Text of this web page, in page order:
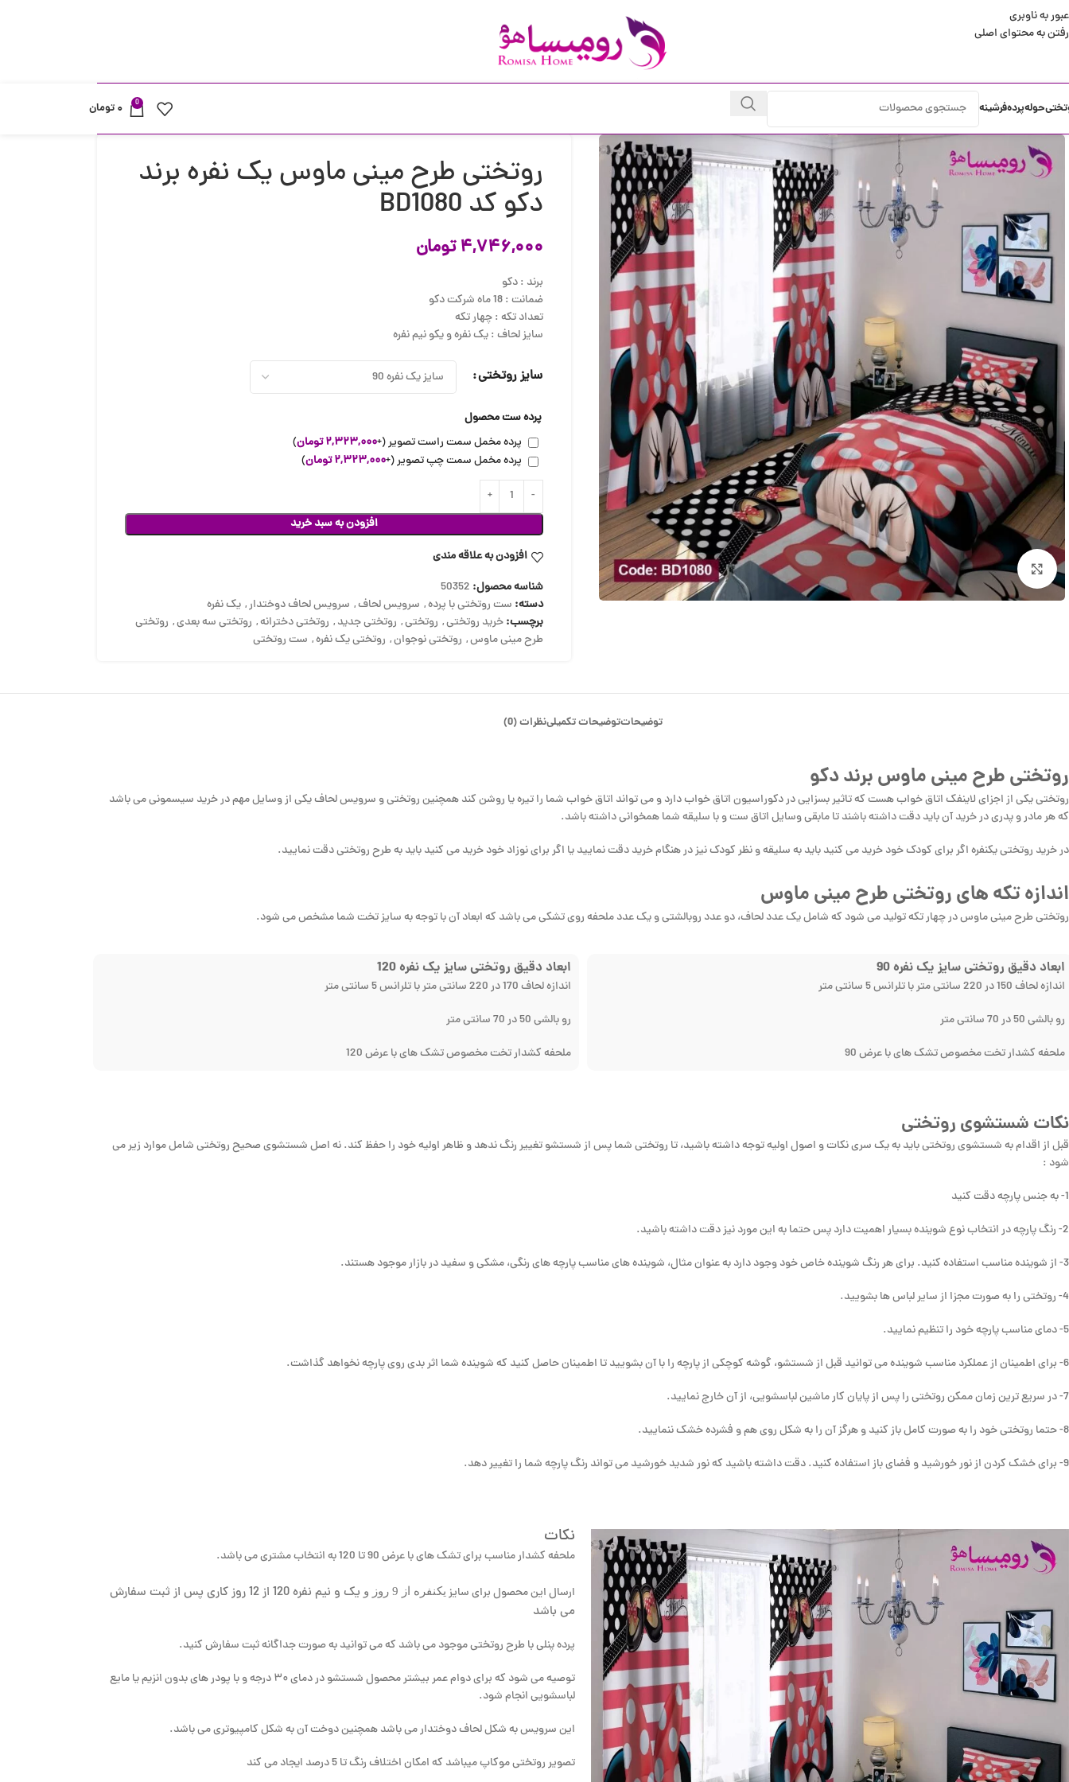
عبور به ناوبری
رفتن به محتوای اصلی
حولهپردهفرشینه 0 ۰تومان
بزرگنمایی تصویر
روتختی طرح مینی ماوس یک نفره برند
دکو کد BD1080
۴,۷۴۶,۰۰۰ تومان
برند : دکو
ضمانت : 18 ماه شرکت دکو
تعداد تکه : چهار تکه
سایز لحاف : یک نفره و یکو نیم نفره
سایز روتختی
پرده ست محصول
پرده مخمل سمت راست تصویر(+۲,۳۲۳,۰۰۰تومان)
پرده مخمل سمت چپ تصویر(+۲,۳۲۳,۰۰۰تومان)
افزودن به سبد خرید
افزودن به علاقه مندی
شناسه محصول: 50352
دسته: ست روتختی با پرده, سرویس لحاف, سرویس لحاف دوختدار, یک نفره
برچسب:خرید روتختی, روتختی, روتختی جدید, روتختی دخترانه, روتختی سه بعدی, روتختی
طرح مینی ماوس, روتختی نوجوان, روتختی یک نفره, ست روتختی
توضیحاتتوضیحات تکمیلینظرات (0)
روتختی طرح مینی ماوس برند دکو
روتختی یکی از اجزای لاینفک اتاق خواب هست که تاثیر بسزایی در دکوراسیون اتاق خواب دارد و می تواند اتاق خواب شما را تیره یا روشن کند همچنین روتختی و سرویس لحاف یکی از وسایل مهم در خرید سیسمونی می باشد
که هر مادر و پدری در خرید آن باید دقت داشته باشند تا مابقی وسایل اتاق ست و با سلیقه شما همخوانی داشته باشد.
در خرید روتختی یکنفره اگر برای کودک خود خرید می کنید باید به سلیقه و نظر کودک نیز در هنگام خرید دقت نمایید یا اگر برای نوزاد خود خرید می کنید باید به طرح روتختی دقت نمایید.
اندازه تکه های روتختی طرح مینی ماوس
روتختی طرح مینی ماوس در چهار تکه تولید می شود که شامل یک عدد لحاف، دو عدد روبالشتی و یک عدد ملحفه روی تشکی می باشد که ابعاد آن با توجه به سایز تخت شما مشخص می شود.
ابعاد دقیق روتختی سایز یک نفره 90
اندازه لحاف 150 در 220 سانتی متر با تلرانس 5 سانتی متر
رو بالشی 50 در 70 سانتی متر
ملحفه کشدار تخت مخصوص تشک های با عرض 90
ابعاد دقیق روتختی سایز یک نفره 120
اندازه لحاف 170 در 220 سانتی متر با تلرانس 5 سانتی متر
رو بالشی 50 در 70 سانتی متر
ملحفه کشدار تخت مخصوص تشک های با عرض 120
نکات شستشوی روتختی
قبل از اقدام به شستشوی روتختی باید به یک سری نکات و اصول اولیه توجه داشته باشید، تا روتختی شما پس از شستشو تغییر رنگ ندهد و ظاهر اولیه خود را حفظ کند. نه اصل شستشوی صحیح روتختی شامل موارد زیر می
شود :
1- به جنس پارچه دقت کنید
2- رنگ پارچه در انتخاب نوع شوینده بسیار اهمیت دارد پس حتما به این مورد نیز دقت داشته باشید.
3- از شوینده مناسب استفاده کنید. برای هر رنگ شوینده خاص خود وجود دارد به عنوان مثال، شوینده های مناسب پارچه های رنگی، مشکی و سفید در بازار موجود هستند.
4- روتختی را به صورت مجزا از سایر لباس ها بشویید.
5- دمای مناسب پارچه خود را تنظیم نمایید.
6- برای اطمینان از عملکرد مناسب شوینده می توانید قبل از شستشو، گوشه کوچکی از پارچه را با آن بشویید تا اطمینان حاصل کنید که شوینده شما اثر بدی روی پارچه نخواهد گذاشت.
7- در سریع ترین زمان ممکن روتختی را پس از پایان کار ماشین لباسشویی، از آن خارج نمایید.
8- حتما روتختی خود را به صورت کامل باز کنید و هرگز آن را به شکل روی هم و فشرده خشک ننمایید.
9- برای خشک کردن از نور خورشید و فضای باز استفاده کنید. دقت داشته باشید که نور شدید خورشید می تواند رنگ پارچه شما را تغییر دهد.
نکات
ملحفه کشدار مناسب برای تشک های با عرض 90 تا 120 به انتخاب مشتری می باشد.
ارسال این محصول برای سایز یکنفره از 9 روز و
یک و نیم نفره 120 از 12 روز کاری پس از ثبت سفارش
می باشد
پرده پنلی با طرح روتختی موجود می باشد که می توانید به صورت جداگانه ثبت سفارش کنید.
توصیه می شود که برای دوام عمر بیشتر محصول شستشو در دمای ۳۰ درجه و با پودر های بدون انزیم یا مایع
لباسشویی انجام شود.
این سرویس به شکل لحاف دوختدار می باشد همچنین دوخت آن به شکل کامپیوتری می باشد.
تصویر روتختی موکاپ میباشد که امکان اختلاف رنگ تا 5 درصد ایجاد می کند